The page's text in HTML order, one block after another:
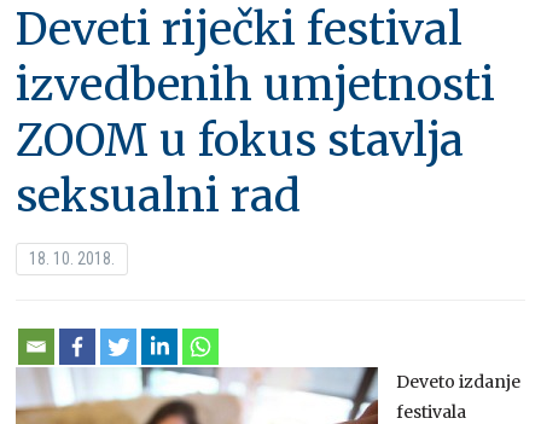
Deveti riječki festival
izvedbenih umjetnosti
ZOOM u fokus stavlja
seksualni rad
18. 10. 2018.
Deveto izdanje
festivala